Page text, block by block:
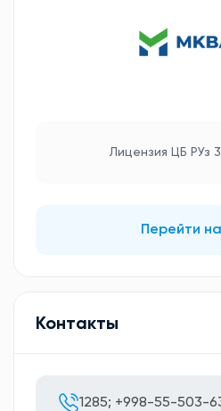
Лицензия ЦБ РУз
Перейти
Контакты
1285; +998-55-503-